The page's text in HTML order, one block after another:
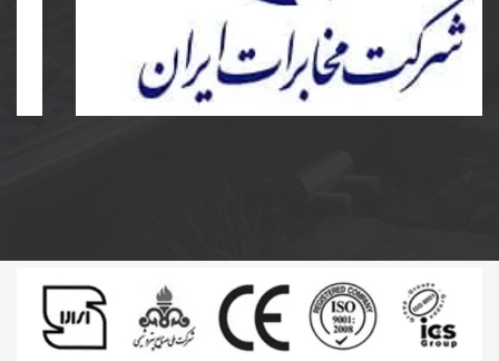
شرکت مخابرات ایران
ساخت و نصب مخزن کامپوزیت و پلی اتیلن و دریچه
مخابرات کامپوزیت به سفارش شرکت مخابرات ایران